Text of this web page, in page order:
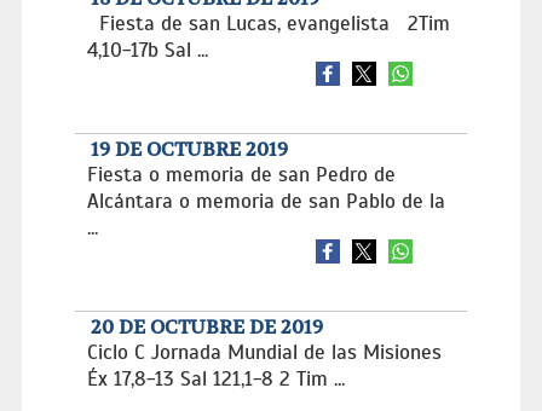
Fiesta de san Lucas, evangelista 2Tim
4,10-17b Sal ...
19 DE OCTUBRE 2019
Fiesta o memoria de san Pedro de
Alcántara o memoria de san Pablo de la
...
20 DE OCTUBRE DE 2019
Ciclo C Jornada Mundial de las Misiones
Éx 17,8-13 Sal 121,1-8 2 Tim ...